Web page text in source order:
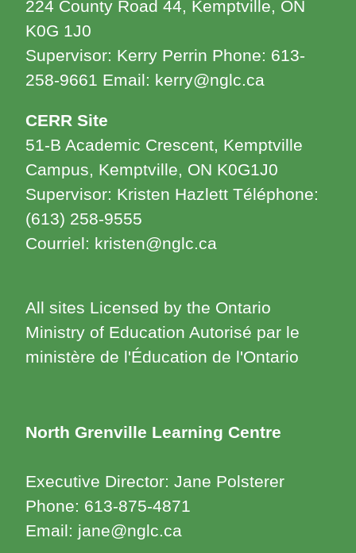
224 County Road 44, Kemptville, ON
K0G 1J0
Supervisor: Kerry Perrin Phone: 613-
258-9661 Email: kerry@nglc.ca
CERR Site
51-B Academic Crescent, Kemptville
Campus, Kemptville, ON K0G1J0
Supervisor: Kristen Hazlett Téléphone:
(613) 258-9555
Courriel: kristen@nglc.ca
All sites Licensed by the Ontario
Ministry of Education Autorisé par le
ministère de l'Éducation de l'Ontario
North Grenville Learning Centre
Executive Director: Jane Polsterer
Phone: 613-875-4871
Email: jane@nglc.ca